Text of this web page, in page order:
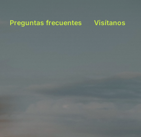
Preguntas frecuentes Visítanos